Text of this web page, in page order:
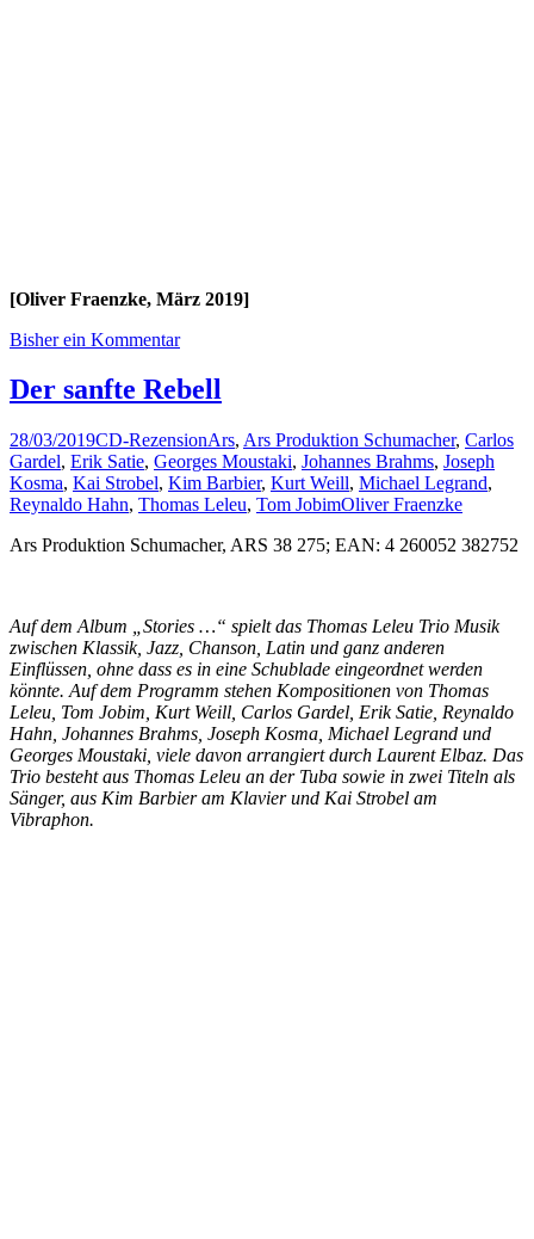
[Oliver Fraenzke, März 2019]
Bisher ein Kommentar
Der sanfte Rebell
28/03/2019CD-RezensionArs, Ars Produktion Schumacher, Carlos
Gardel, Erik Satie, Georges Moustaki, Johannes Brahms, Joseph
Kosma, Kai Strobel, Kim Barbier, Kurt Weill, Michael Legrand,
Reynaldo Hahn, Thomas Leleu, Tom JobimOliver Fraenzke
Ars Produktion Schumacher, ARS 38 275; EAN: 4 260052 382752
Auf dem Album „Stories …“ spielt das Thomas Leleu Trio Musik
zwischen Klassik, Jazz, Chanson, Latin und ganz anderen
Einflüssen, ohne dass es in eine Schublade eingeordnet werden
könnte. Auf dem Programm stehen Kompositionen von Thomas
Leleu, Tom Jobim, Kurt Weill, Carlos Gardel, Erik Satie, Reynaldo
Hahn, Johannes Brahms, Joseph Kosma, Michael Legrand und
Georges Moustaki, viele davon arrangiert durch Laurent Elbaz. Das
Trio besteht aus Thomas Leleu an der Tuba sowie in zwei Titeln als
Sänger, aus Kim Barbier am Klavier und Kai Strobel am
Vibraphon.